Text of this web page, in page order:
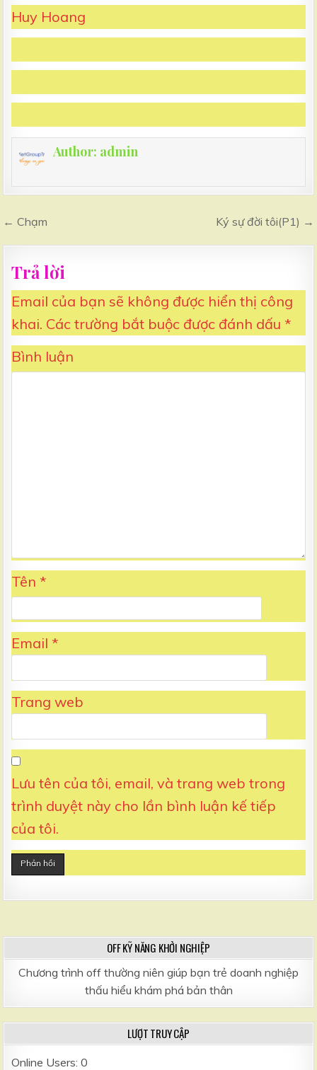
Huy Hoang
Author: admin
Điều
bài
← Chạm Ký sự đời tôi(P1) →
Trả lời
Email của bạn sẽ không được hiển thị công
khai. Các trường bắt buộc được đánh dấu *
Bình luận
Tên *
Email *
Trang web
Lưu tên của tôi, email, và trang web trong
trình duyệt này cho lần bình luận kế tiếp
của tôi.
OFF KỸ NĂNG KHỞI NGHIỆP
Chương trình off thường niên giúp bạn trẻ doanh nghiệp
thấu hiểu khám phá bản thân
LƯỢT TRUY CẬP
Online Users:0